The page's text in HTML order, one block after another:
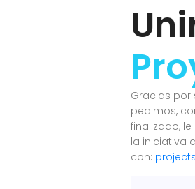
Gracias por
pedimos,
finalizado,
la iniciativa
con: